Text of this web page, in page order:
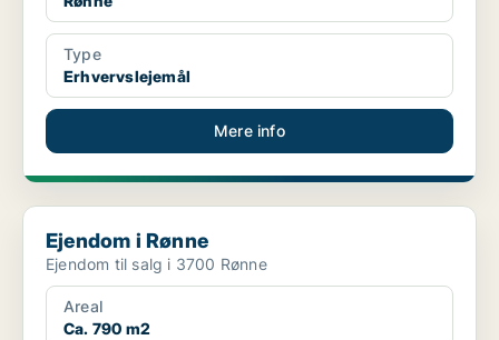
Type
Erhvervslejemål
Mere info
Ejendom i Rønne
Ejendom i Rønne
Ejendom til salg i 3700 Rønne
Areal
Ca. 790 m2